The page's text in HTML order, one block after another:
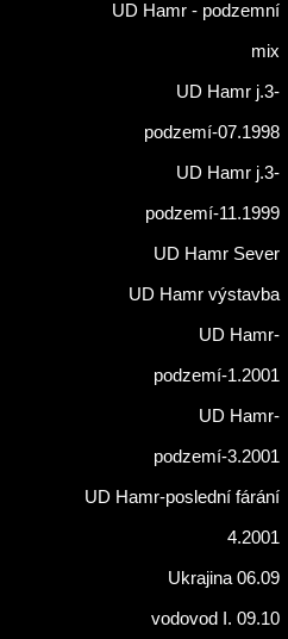
UD Hamr - podzemní
mix
UD Hamr j.3-
podzemí-07.1998
UD Hamr j.3-
podzemí-11.1999
UD Hamr Sever
UD Hamr výstavba
UD Hamr-
podzemí-1.2001
UD Hamr-
podzemí-3.2001
UD Hamr-poslední fárání
4.2001
Ukrajina 06.09
vodovod I. 09.10